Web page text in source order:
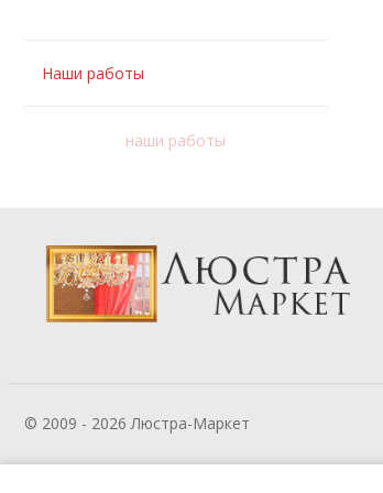
Наши работы
наши работы
© 2009 - 2026 Люстра-Маркет